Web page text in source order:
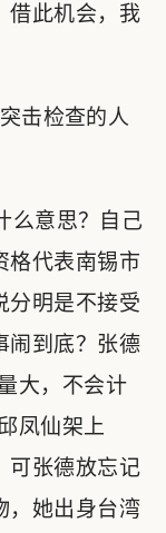
借此机会，我
击检查的人
么意思？自己
格代表南锡市
分明是不接受
闹到底？张德
大，不会计
凤仙架上
可张德放忘记
，她出身台湾